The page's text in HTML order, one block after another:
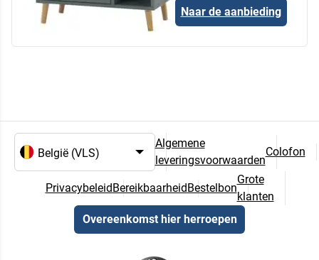
Naar de aanbieding
Algemene
leveringsvoorwaarden
Colofon
PrivacybeleidBereikbaarheidBestelbon
Grote
klanten
Overeenkomst hier herroepen